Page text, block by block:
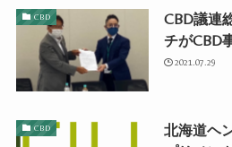
CBD
CBD議連
チがCBD
2021.07.29
CBD
北海道ヘ